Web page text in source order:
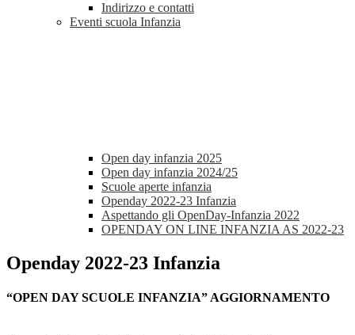
Indirizzo e contatti
Eventi scuola Infanzia
Open day infanzia 2025
Open day infanzia 2024/25
Scuole aperte infanzia
Openday 2022-23 Infanzia
Aspettando gli OpenDay-Infanzia 2022
OPENDAY ON LINE INFANZIA AS 2022-23
Openday 2022-23 Infanzia
“OPEN DAY SCUOLE INFANZIA” AGGIORNAMENTO